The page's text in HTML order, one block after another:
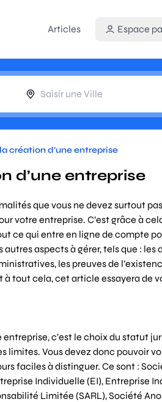
Articles
Espace
création d’une entreprise
d’une entreprise
que vous ne devez surtout
votre entreprise. C’est grâce à
ce qui entre en ligne de compte
aspects à gérer, tels que : les
les preuves de
à tout cela, cet article essayera de
c’est le choix du statut
limites. Vous devez donc pouvoir
faciles à distinguer. Ce sont :
Individuelle (EI), Entreprise
Limitée (SARL), Société